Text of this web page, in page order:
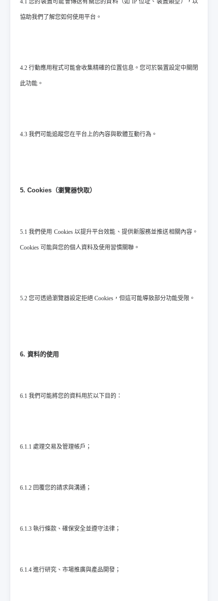
4.1 您的裝置可能會傳送有關您的資料（如 IP 位址、裝置類型），以
協助我們了解您如何使用平台。
4.2 行動應用程式可能會收集精確的位置信息。您可於裝置設定中關閉
此功能。
4.3 我們可能追蹤您在平台上的內容與軟體互動行為。
5. Cookies（瀏覽器快取）
5.1 我們使用 Cookies 以提升平台效能、提供新服務並推送相關內容。
Cookies 可能與您的個人資料及使用習慣關聯。
5.2 您可透過瀏覽器設定拒絕 Cookies，但這可能導致部分功能受限。
6. 資料的使用
6.1 我們可能將您的資料用於以下目的：
6.1.1 處理交易及管理帳戶；
6.1.2 回覆您的請求與溝通；
6.1.3 執行條款、確保安全並遵守法律；
6.1.4 進行研究、市場推廣與產品開發；